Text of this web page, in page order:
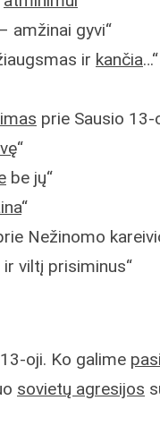
amžinai gyvi“
ir kančia…“
prie Sausio
“
be jų“
“
Nežinomo
ir viltį prisiminus“
oji. Ko galime
sovietų agresijos